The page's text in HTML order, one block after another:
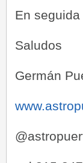
En
Saludos
Germán